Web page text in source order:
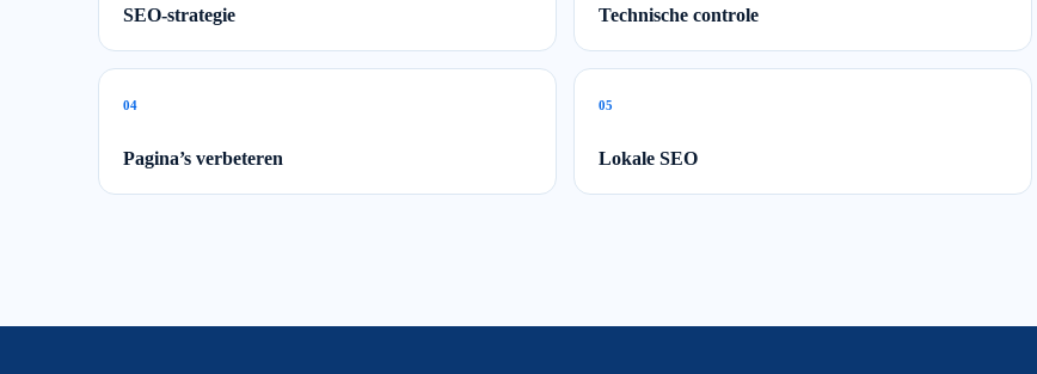
SEO-strategie Technische controle
04
Pagina’s verbeteren
05
Lokale SEO